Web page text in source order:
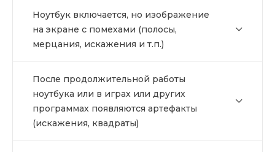
Ноутбук включается, но изображение
на экране с помехами (полосы,
мерцания, искажения и т.п.)
После продолжительной работы
ноутбука или в играх или других
программах появляются артефакты
(искажения, квадраты)